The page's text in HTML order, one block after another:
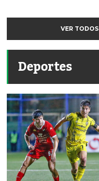
VER TODOS
Deportes